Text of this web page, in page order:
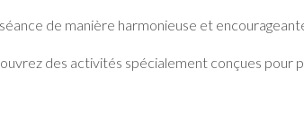
de manière harmonieuse et
des activités spécialement conçues pour